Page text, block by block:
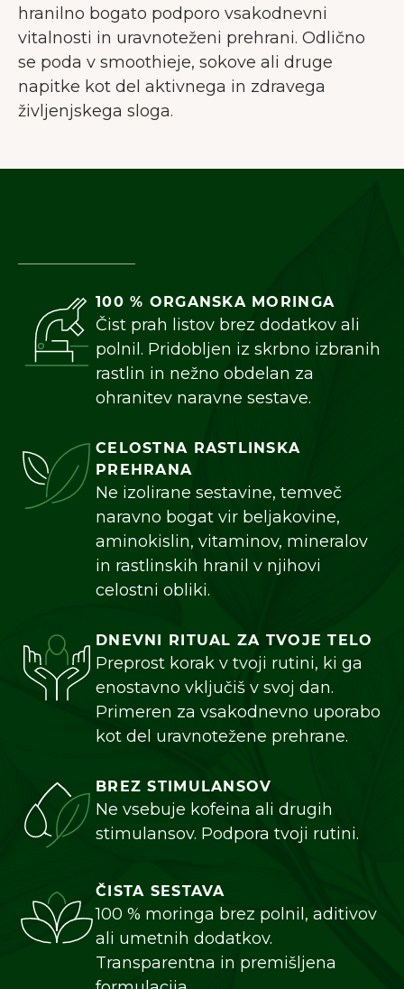
hranilno bogato podporo vsakodnevni
vitalnosti in uravnoteženi prehrani. Odlično
se poda v smoothieje, sokove ali druge
napitke kot del aktivnega in zdravega
življenjskega sloga.
100 % ORGANSKA MORINGA
Čist prah listov brez dodatkov ali
polnil. Pridobljen iz skrbno izbranih
rastlin in nežno obdelan za
ohranitev naravne sestave.
CELOSTNA RASTLINSKA
PREHRANA
Ne izolirane sestavine, temveč
naravno bogat vir beljakovine,
aminokislin, vitaminov, mineralov
in rastlinskih hranil v njihovi
celostni obliki.
DNEVNI RITUAL ZA TVOJE TELO
Preprost korak v tvoji rutini, ki ga
enostavno vključiš v svoj dan.
Primeren za vsakodnevno uporabo
kot del uravnotežene prehrane.
BREZ STIMULANSOV
Ne vsebuje kofeina ali drugih
stimulansov. Podpora tvoji rutini.
ČISTA SESTAVA
100 % moringa brez polnil, aditivov
ali umetnih dodatkov.
Transparentna in premišljena
DOBRODOŠLI PRI JUNAIU.
Na naši spletni strani uporabljamo